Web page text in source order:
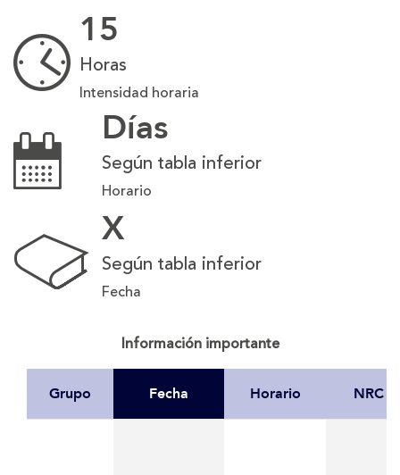
15
Horas
Intensidad horaria
Días
Según tabla inferior
Horario
X
Según tabla inferior
Fecha
Información importante
Grupo Fecha Horario NRC